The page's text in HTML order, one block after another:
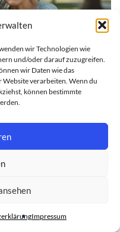
wir Technologien wie
und/oder darauf zuzugreifen.
wir Daten wie das
verarbeiten. Wenn du
können bestimmte
Impressum
und Liebesroboter